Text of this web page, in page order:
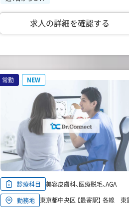
求人の詳細を確認する
常勤
NEW
診療科目
美容皮膚科、医療脱毛、AGA
勤務地 東京都中央区 【最寄駅】 各線